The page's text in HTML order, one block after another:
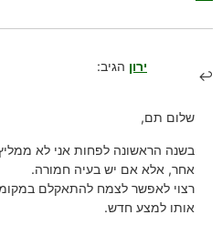
ירון הגיב:
שלום תם,
בשנה הראשונה לפחות אני לא
אחר, אלא אם יש בעיה חמורה.
רצוי לאפשר לצמח להתאקלם
אותו למצע חדש.